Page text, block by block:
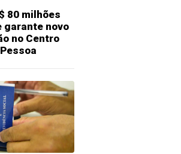
80 milhões
garante novo
no Centro